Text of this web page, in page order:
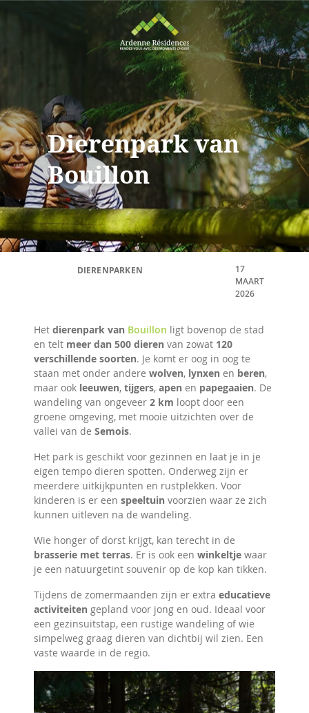
Dierenpark van
Bouillon
DIERENPARKEN
17
MAART
2026
Het dierenpark van Bouillon ligt bovenop de stad
en telt meer dan 500 dieren van zowat 120
verschillende soorten. Je komt er oog in oog te
staan met onder andere wolven, lynxen en beren,
maar ook leeuwen, tijgers, apen en papegaaien. De
wandeling van ongeveer 2 km loopt door een
groene omgeving, met mooie uitzichten over de
vallei van de Semois.
Het park is geschikt voor gezinnen en laat je in je
eigen tempo dieren spotten. Onderweg zijn er
meerdere uitkijkpunten en rustplekken. Voor
kinderen is er een speeltuin voorzien waar ze zich
kunnen uitleven na de wandeling.
Wie honger of dorst krijgt, kan terecht in de
brasserie met terras. Er is ook een winkeltje waar
je een natuurgetint souvenir op de kop kan tikken.
Tijdens de zomermaanden zijn er extra educatieve
activiteiten gepland voor jong en oud. Ideaal voor
een gezinsuitstap, een rustige wandeling of wie
simpelweg graag dieren van dichtbij wil zien. Een
vaste waarde in de regio.